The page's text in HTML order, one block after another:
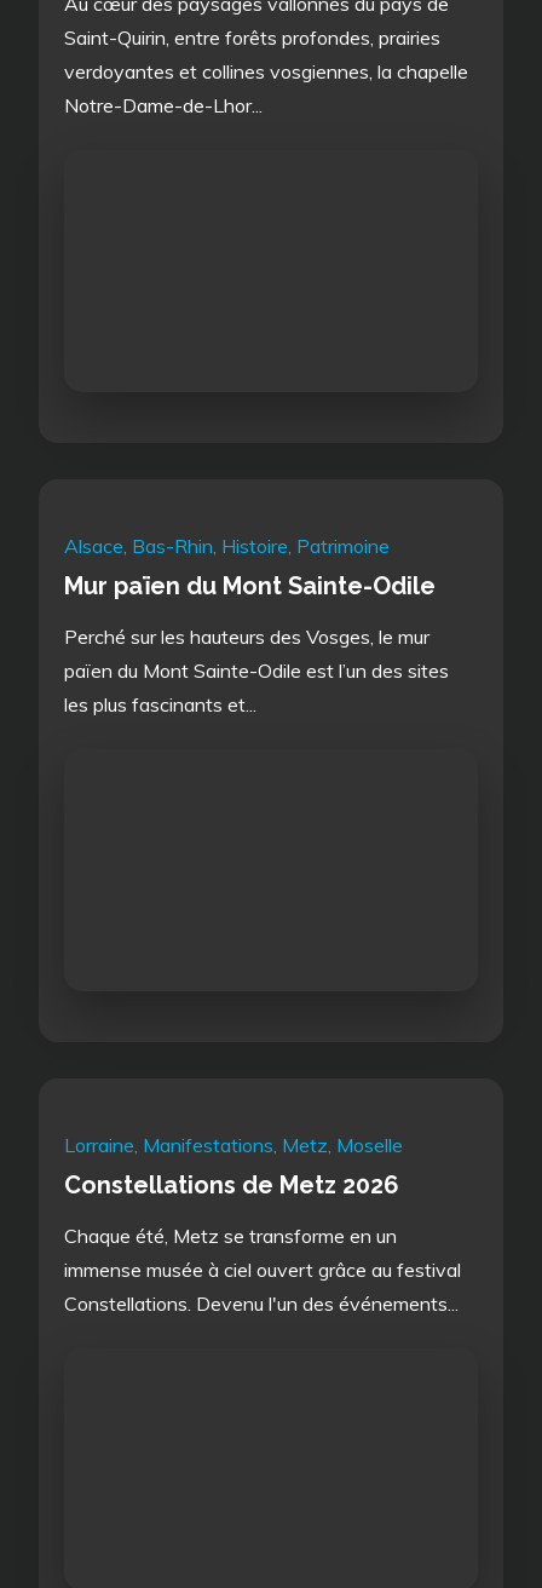
Saint-Quirin, entre forêts profondes, prairies
verdoyantes et collines vosgiennes, la chapelle
Notre-Dame-de-Lhor...
Alsace, Bas-Rhin, Histoire, Patrimoine
Mur païen du Mont Sainte-Odile
Perché sur les hauteurs des Vosges, le mur
païen du Mont Sainte-Odile est l’un des sites
les plus fascinants et...
Lorraine, Manifestations, Metz, Moselle
Constellations de Metz 2026
Chaque été, Metz se transforme en un
immense musée à ciel ouvert grâce au festival
Constellations. Devenu l'un des événements...